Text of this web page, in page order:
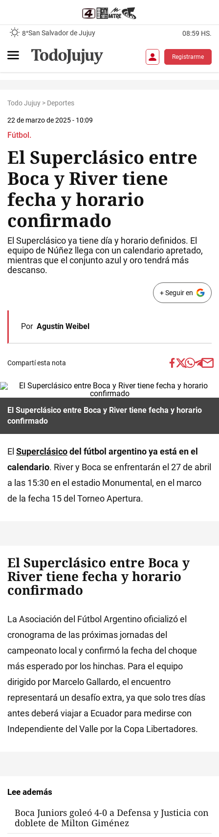
8°San Salvador de Jujuy 08:59 HS.
Registrarme
Todo Jujuy > Deportes
22 de marzo de 2025 - 10:09
Fútbol.
El Superclásico entre
Boca y River tiene
fecha y horario
confirmado
El Superclásico ya tiene día y horario definidos. El
equipo de Núñez llega con un calendario apretado,
mientras que el conjunto azul y oro tendrá más
descanso.
+ Seguir en
Por Agustín Weibel
Compartí esta nota
El Superclásico entre Boca y River tiene fecha y horario
confirmado
El Superclásicodel fútbol argentino ya está en el
calendario. River y Boca se enfrentarán el 27 de abril
a las 15:30 en el estadio Monumental, en el marco
de la fecha 15 del Torneo Apertura.
El Superclásico entre Boca y
River tiene fecha y horario
confirmado
La Asociación del Fútbol Argentino oficializó el
cronograma de las próximas jornadas del
campeonato local y confirmó la fecha del choque
más esperado por los hinchas. Para el equipo
dirigido por Marcelo Gallardo, el encuentro
representará un desafío extra, ya que solo tres días
antes deberá viajar a Ecuador para medirse con
Independiente del Valle por la Copa Libertadores.
Lee además
Boca Juniors goleó 4-0 a Defensa y Justicia con
doblete de Milton Giménez